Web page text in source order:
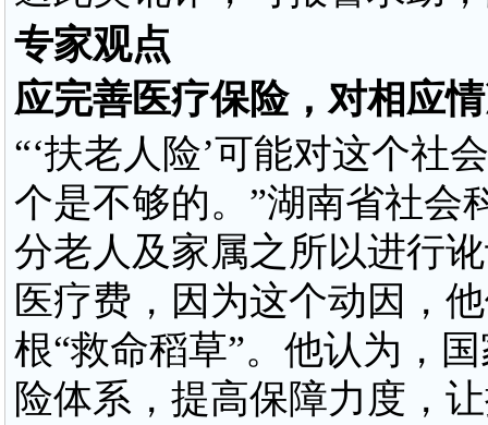
专家观点
应完善医疗保险，对相应
“‘扶老人险’可能对这个社
个是不够的。”湖南省社会
分老人及家属之所以进行
医疗费，因为这个动因，
根“救命稻草”。他认为，
险体系，提高保障力度，